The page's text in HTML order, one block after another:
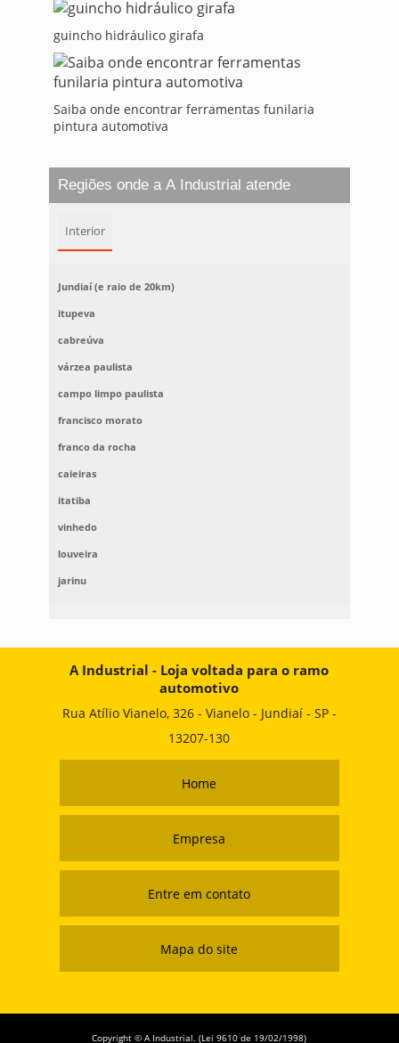
guincho hidráulico girafa
Saiba onde encontrar ferramentas funilaria
pintura automotiva
Regiões onde a A Industrial atende
Interior
Jundiaí (e raio de 20km)
itupeva
cabreúva
várzea paulista
campo limpo paulista
francisco morato
franco da rocha
caieiras
itatiba
vinhedo
louveira
jarinu
A Industrial - Loja voltada para o ramo
automotivo
Rua Atílio Vianelo, 326 - Vianelo - Jundiaí - SP -
13207-130
Home
Empresa
Entre em contato
Mapa do site
Copyright © A Industrial. (Lei 9610 de 19/02/1998)